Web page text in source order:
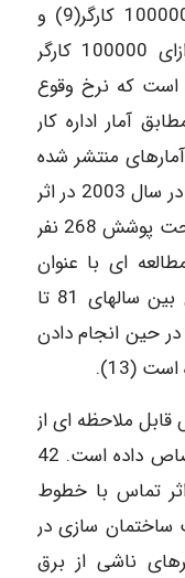
اتحادیه اروپا 5.89 حادثه به ازای 100000 کارگر(9) و
مطابق آمار وارقام آمریکا 3.2 به ازای 100000 کارگر
در حالی است که نرخ وقوع
آمار اداره کار
مطابق آمارهای منتشر شده
توسط تأمین اجتماعی در کشور ایران در سال 2003 در اثر
وقوع 14114 حادثه در کارگاه ­های تحت پوشش 268 نفر
مطالعه ­ای با عنوان
اپیدمیولوژی حوادث شغلی در سمنان بین سال­های 81 تا
در حین انجام دادن
ملاحظه ­ای از
حوادث منجر به مرگ را به خود اختصاص داده است. 42
تماس با خطوط
سازی در
ناشی از برق